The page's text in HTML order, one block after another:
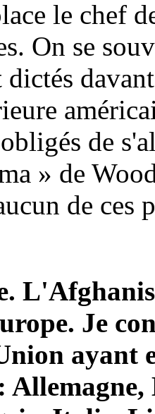
le chef
On se
dictés
de
» de
de ces
Je
ayant